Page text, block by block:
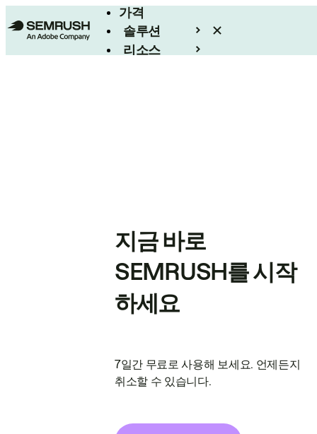
가격
솔루션
리소스
지금 바로
SEMRUSH를 시작
하세요
7일간 무료로 사용해 보세요. 언제든지
취소할 수 있습니다.